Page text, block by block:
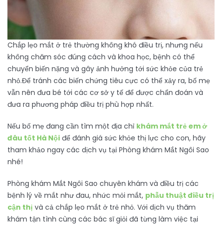
Chắp lẹo mắt ở trẻ thường không khó điều trị, nhưng nếu
không chăm sóc đúng cách và khoa học, bệnh có thể
chuyển biến nặng và gây ảnh hưởng tới sức khỏe của trẻ
nhỏ.Để tránh các biến chứng tiêu cực có thể xảy ra, bố mẹ
vẫn nên đưa bé tới các cơ sở y tế để được chẩn đoán và
đưa ra phương pháp điều trị phù hợp nhất.
Nếu bố mẹ đang cần tìm một địa chỉ khám mắt trẻ em ở
đâu tốt Hà Nội để đánh giá sức khỏe thị lực cho con, hãy
tham khảo ngay các dịch vụ tại Phòng khám Mắt Ngôi Sao
nhé!
Phòng khám Mắt Ngôi Sao chuyên khám và điều trị các
bệnh lý về mắt như đau, nhức mỏi mắt, phẫu thuật điều trị
cận thị và cả chắp lẹo mắt ở trẻ nhỏ. Với dịch vụ thăm
khám tận tình cùng các bác sĩ giỏi đã từng làm việc tại